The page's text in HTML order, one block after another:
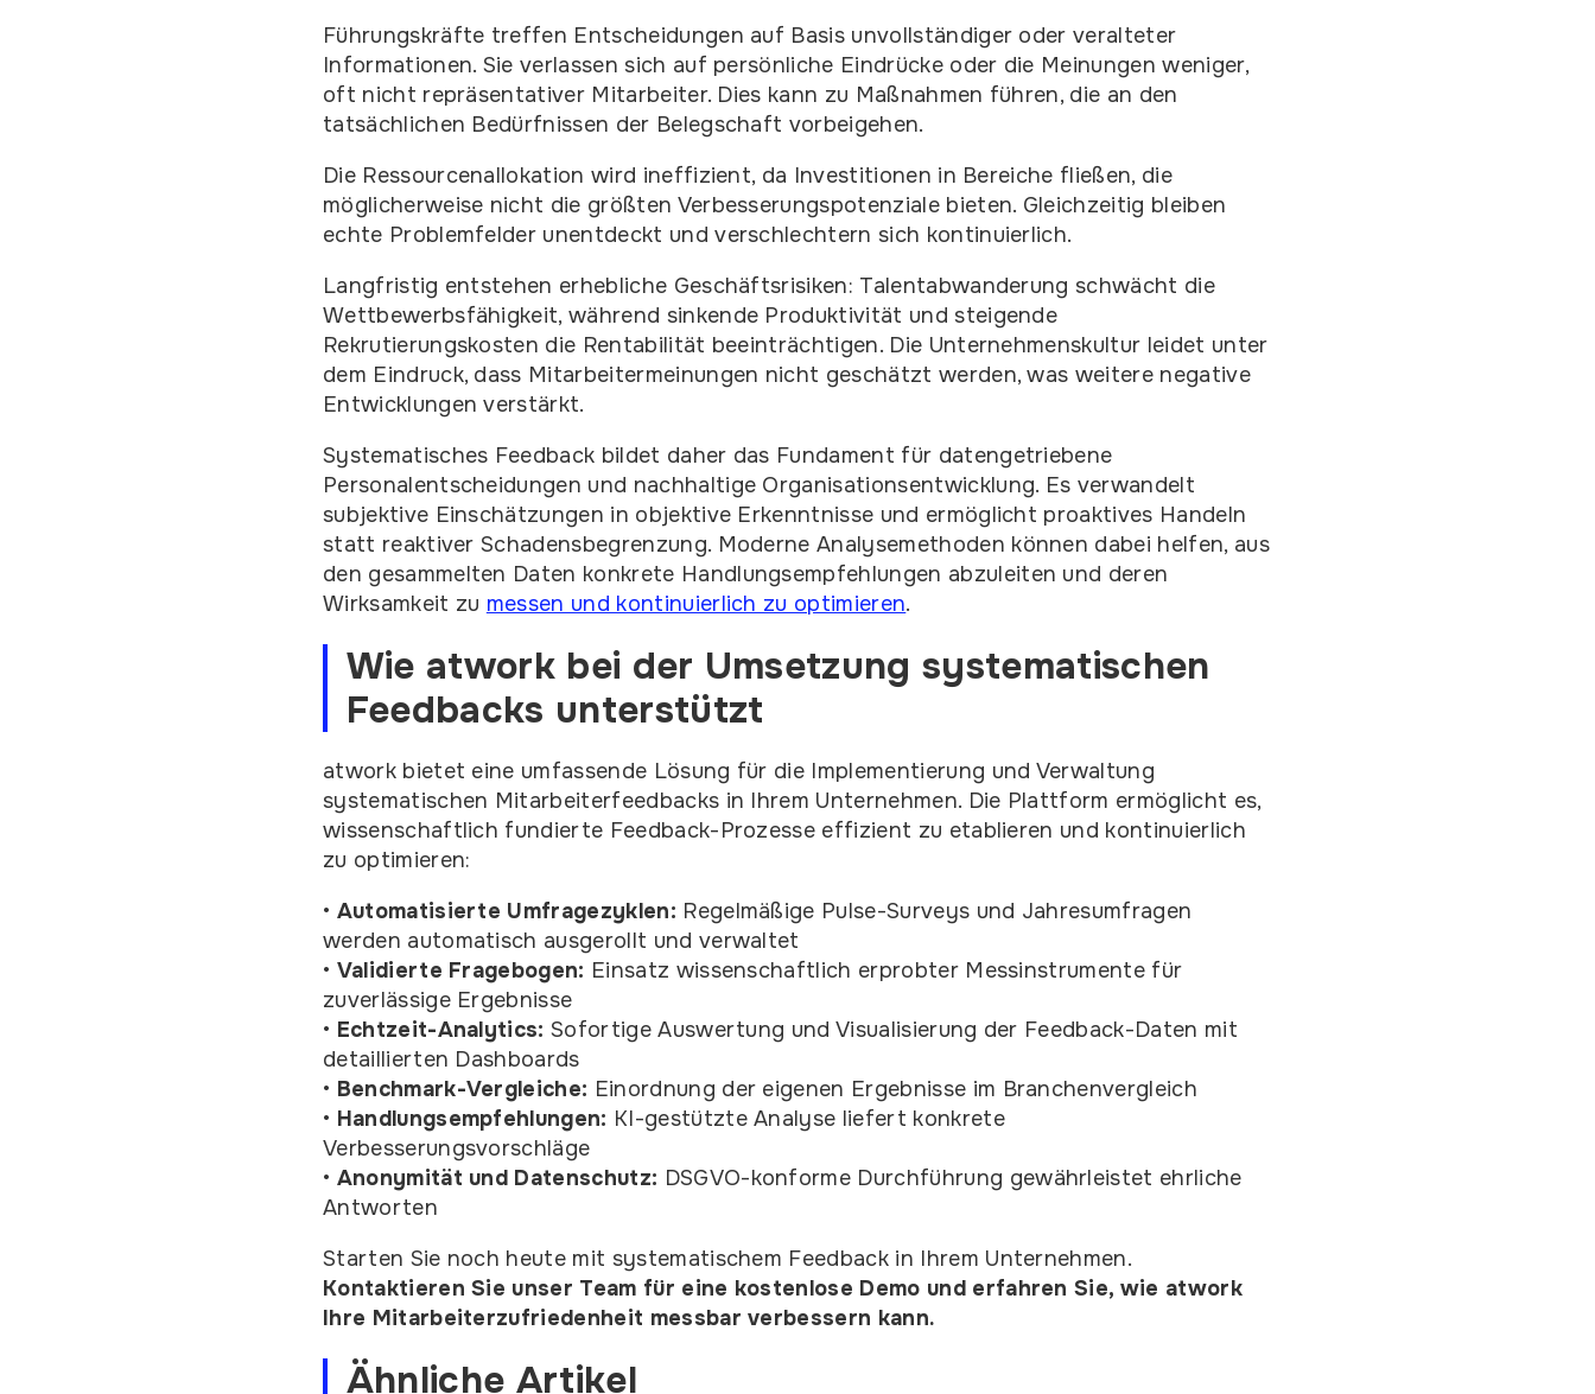
Führungskräfte treffen Entscheidungen auf Basis unvollständiger oder veralteter
Informationen. Sie verlassen sich auf persönliche Eindrücke oder die Meinungen weniger,
oft nicht repräsentativer Mitarbeiter. Dies kann zu Maßnahmen führen, die an den
tatsächlichen Bedürfnissen der Belegschaft vorbeigehen.
Die Ressourcenallokation wird ineffizient, da Investitionen in Bereiche fließen, die
möglicherweise nicht die größten Verbesserungspotenziale bieten. Gleichzeitig bleiben
echte Problemfelder unentdeckt und verschlechtern sich kontinuierlich.
Langfristig entstehen erhebliche Geschäftsrisiken: Talentabwanderung schwächt die
Wettbewerbsfähigkeit, während sinkende Produktivität und steigende
Rekrutierungskosten die Rentabilität beeinträchtigen. Die Unternehmenskultur leidet unter
dem Eindruck, dass Mitarbeitermeinungen nicht geschätzt werden, was weitere negative
Entwicklungen verstärkt.
Systematisches Feedback bildet daher das Fundament für datengetriebene
Personalentscheidungen und nachhaltige Organisationsentwicklung. Es verwandelt
subjektive Einschätzungen in objektive Erkenntnisse und ermöglicht proaktives Handeln
statt reaktiver Schadensbegrenzung. Moderne Analysemethoden können dabei helfen, aus
den gesammelten Daten konkrete Handlungsempfehlungen abzuleiten und deren
Wirksamkeit zu messen und kontinuierlich zu optimieren.
Wie atwork bei der Umsetzung systematischen
Feedbacks unterstützt
atwork bietet eine umfassende Lösung für die Implementierung und Verwaltung
systematischen Mitarbeiterfeedbacks in Ihrem Unternehmen. Die Plattform ermöglicht es,
wissenschaftlich fundierte Feedback-Prozesse effizient zu etablieren und kontinuierlich
zu optimieren:
• Automatisierte Umfragezyklen: Regelmäßige Pulse-Surveys und Jahresumfragen
werden automatisch ausgerollt und verwaltet
• Validierte Fragebogen: Einsatz wissenschaftlich erprobter Messinstrumente für
zuverlässige Ergebnisse
• Echtzeit-Analytics: Sofortige Auswertung und Visualisierung der Feedback-Daten mit
detaillierten Dashboards
• Benchmark-Vergleiche: Einordnung der eigenen Ergebnisse im Branchenvergleich
• Handlungsempfehlungen: KI-gestützte Analyse liefert konkrete
Verbesserungsvorschläge
• Anonymität und Datenschutz: DSGVO-konforme Durchführung gewährleistet ehrliche
Antworten
Starten Sie noch heute mit systematischem Feedback in Ihrem Unternehmen.
Kontaktieren Sie unser Team für eine kostenlose Demo und erfahren Sie, wie atwork
Ihre Mitarbeiterzufriedenheit messbar verbessern kann.
Ähnliche Artikel